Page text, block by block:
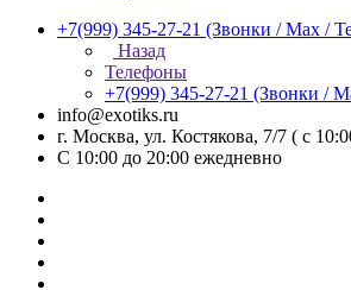
+7(999) 345-27-21 (Звонки / Max /
Назад
Телефоны
+7(999) 345-27-21 (Звонки /
info@exotiks.ru
г. Москва, ул. Костякова, 7/7 ( с
С 10:00 до 20:00 ежедневно